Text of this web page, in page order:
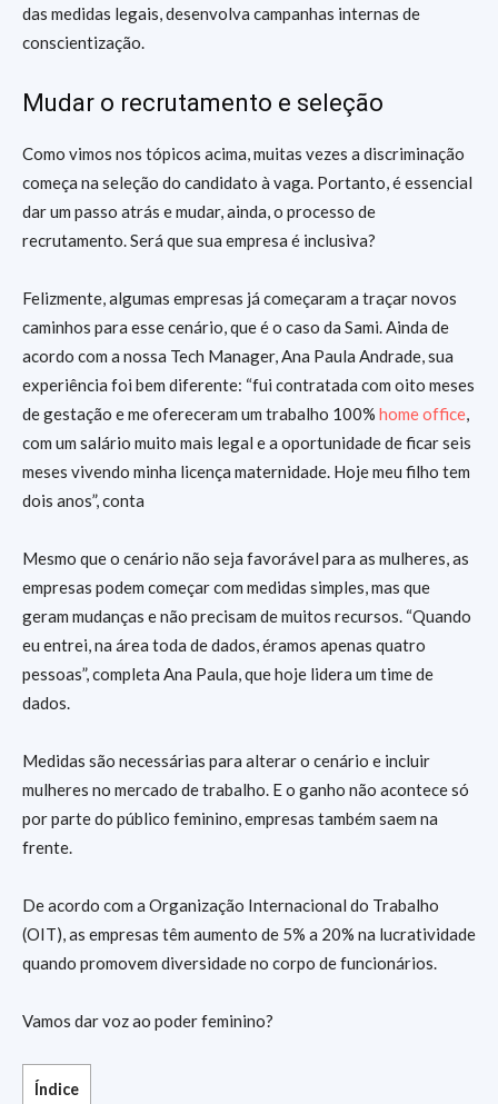
das medidas legais, desenvolva campanhas internas de
conscientização.
Mudar o recrutamento e seleção
Como vimos nos tópicos acima, muitas vezes a discriminação
começa na seleção do candidato à vaga. Portanto, é essencial
dar um passo atrás e mudar, ainda, o processo de
recrutamento. Será que sua empresa é inclusiva?
Felizmente, algumas empresas já começaram a traçar novos
caminhos para esse cenário, que é o caso da Sami. Ainda de
acordo com a nossa Tech Manager, Ana Paula Andrade, sua
experiência foi bem diferente: “fui contratada com oito meses
de gestação e me ofereceram um trabalho 100% home office
com um salário muito mais legal e a oportunidade de ficar seis
meses vivendo minha licença maternidade. Hoje meu filho tem
dois anos”, conta
Mesmo que o cenário não seja favorável para as mulheres, as
empresas podem começar com medidas simples, mas que
geram mudanças e não precisam de muitos recursos. “Quando
eu entrei, na área toda de dados, éramos apenas quatro
pessoas”, completa Ana Paula, que hoje lidera um time de
dados.
Medidas são necessárias para alterar o cenário e incluir
mulheres no mercado de trabalho. E o ganho não acontece só
por parte do público feminino, empresas também saem na
frente.
De acordo com a Organização Internacional do Trabalho
(OIT), as empresas têm aumento de 5% a 20% na lucratividade
quando promovem diversidade no corpo de funcionários.
Vamos dar voz ao poder feminino?
Índice